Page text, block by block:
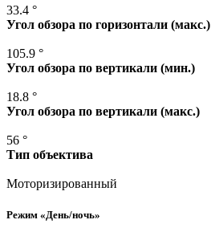
33.4 °
Угол обзора по горизонтали (макс.)
105.9 °
Угол обзора по вертикали (мин.)
18.8 °
Угол обзора по вертикали (макс.)
56 °
Тип объектива
Моторизированный
Режим «День/ночь»